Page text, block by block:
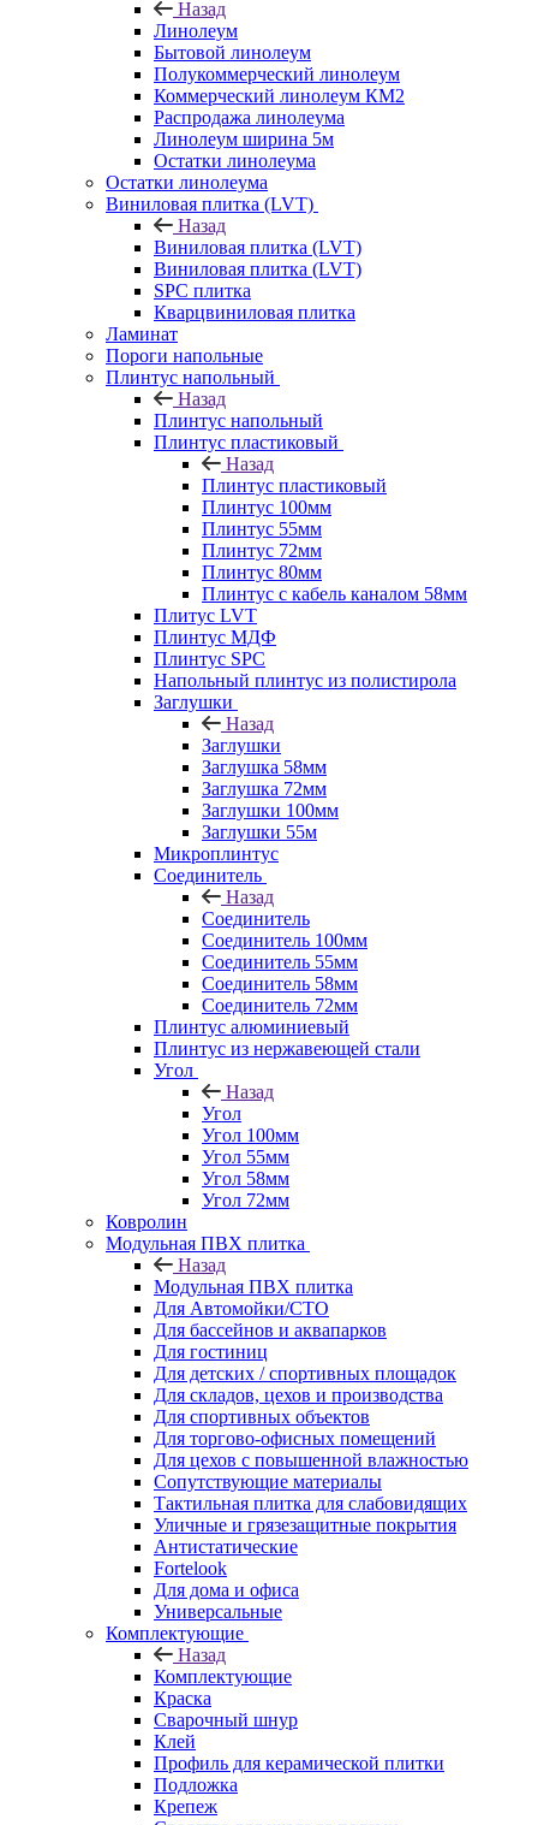
Назад
Линолеум
Бытовой линолеум
Полукоммерческий линолеум
Коммерческий линолеум КМ2
Распродажа линолеума
Линолеум ширина 5м
Остатки линолеума
Остатки линолеума
Виниловая плитка (LVT)
Назад
Виниловая плитка (LVT)
Виниловая плитка (LVT)
SPC плитка
Кварцвиниловая плитка
Ламинат
Пороги напольные
Плинтус напольный
Назад
Плинтус напольный
Плинтус пластиковый
Назад
Плинтус пластиковый
Плинтус 100мм
Плинтус 55мм
Плинтус 72мм
Плинтус 80мм
Плинтус с кабель каналом 58мм
Плитус LVT
Плинтус МДФ
Плинтус SPC
Напольный плинтус из полистирола
Заглушки
Назад
Заглушки
Заглушка 58мм
Заглушка 72мм
Заглушки 100мм
Заглушки 55м
Микроплинтус
Соединитель
Назад
Соединитель
Соединитель 100мм
Соединитель 55мм
Соединитель 58мм
Соединитель 72мм
Плинтус алюминиевый
Плинтус из нержавеющей стали
Угол
Назад
Угол
Угол 100мм
Угол 55мм
Угол 58мм
Угол 72мм
Ковролин
Модульная ПВХ плитка
Назад
Модульная ПВХ плитка
Для Автомойки/СТО
Для бассейнов и аквапарков
Для гостиниц
Для детских / спортивных площадок
Для складов, цехов и производства
Для спортивных объектов
Для торгово-офисных помещений
Для цехов с повышенной влажностью
Сопутствующие материалы
Тактильная плитка для слабовидящих
Уличные и грязезащитные покрытия
Антистатические
Fortelook
Для дома и офиса
Универсальные
Комплектующие
Назад
Комплектующие
Краска
Сварочный шнур
Клей
Профиль для керамической плитки
Подложка
Крепеж